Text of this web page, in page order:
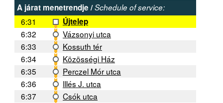
A járat menetrendje /Schedule of service:
6:31
Újtelep
6:32
Vázsonyi utca
6:33
Kossuth tér
6:34
Közösségi Ház
6:35
Perczel Mór utca
6:36
Illés J. utca
6:37
Csók utca